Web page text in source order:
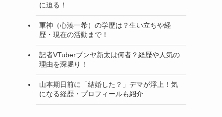
に迫る！
軍神（心湊一希）の学歴は？生い立ちや経
歴・現在の活動まで！
記者VTuberブンヤ新太は何者？経歴や人気の
理由を深堀り！
山本期日前に「結婚した？」デマが浮上！気
になる経歴・プロフィールも紹介